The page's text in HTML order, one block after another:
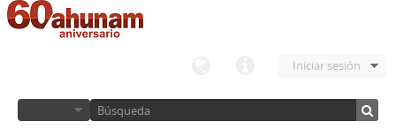
Iniciar sesión